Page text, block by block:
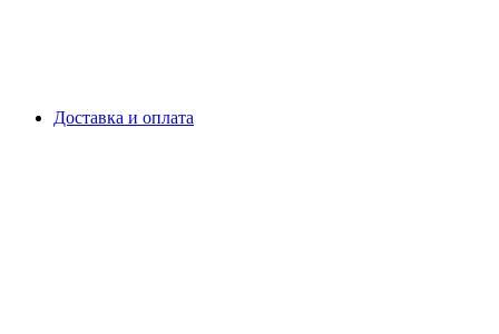
Доставка и оплата